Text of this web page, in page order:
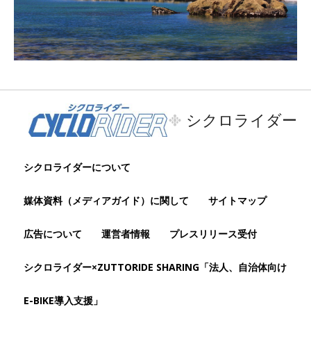
シクロライダー
シクロライダーについて
媒体資料（メディアガイド）に関して サイトマップ
広告について 運営者情報 プレスリリース受付
シクロライダー×ZUTTORIDE SHARING「法人、自治体向け
E-BIKE導入支援」